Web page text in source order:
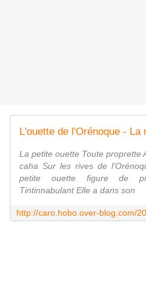
La petite ouette Toute proprette
caha Sur les rives de
petite ouette figure de
Tintinnabulant Elle a dans son